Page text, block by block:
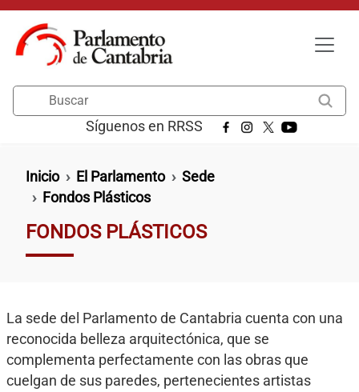
Pasar al contenido principal
Síguenos en RRSS
Ruta de navegación
Inicio El Parlamento
Sede
Fondos Plásticos
FONDOS PLÁSTICOS
La sede del Parlamento de Cantabria cuenta con una
reconocida belleza arquitectónica, que se
complementa perfectamente con las obras que
cuelgan de sus paredes, pertenecientes artistas